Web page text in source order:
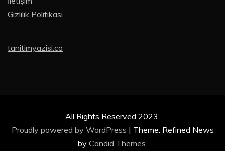
Gizlilik Politikası
tanitimyazisi.co
All Rights Reserved 2023.
Proudly powered by WordPress | Theme: Refined News
by Candid Themes.